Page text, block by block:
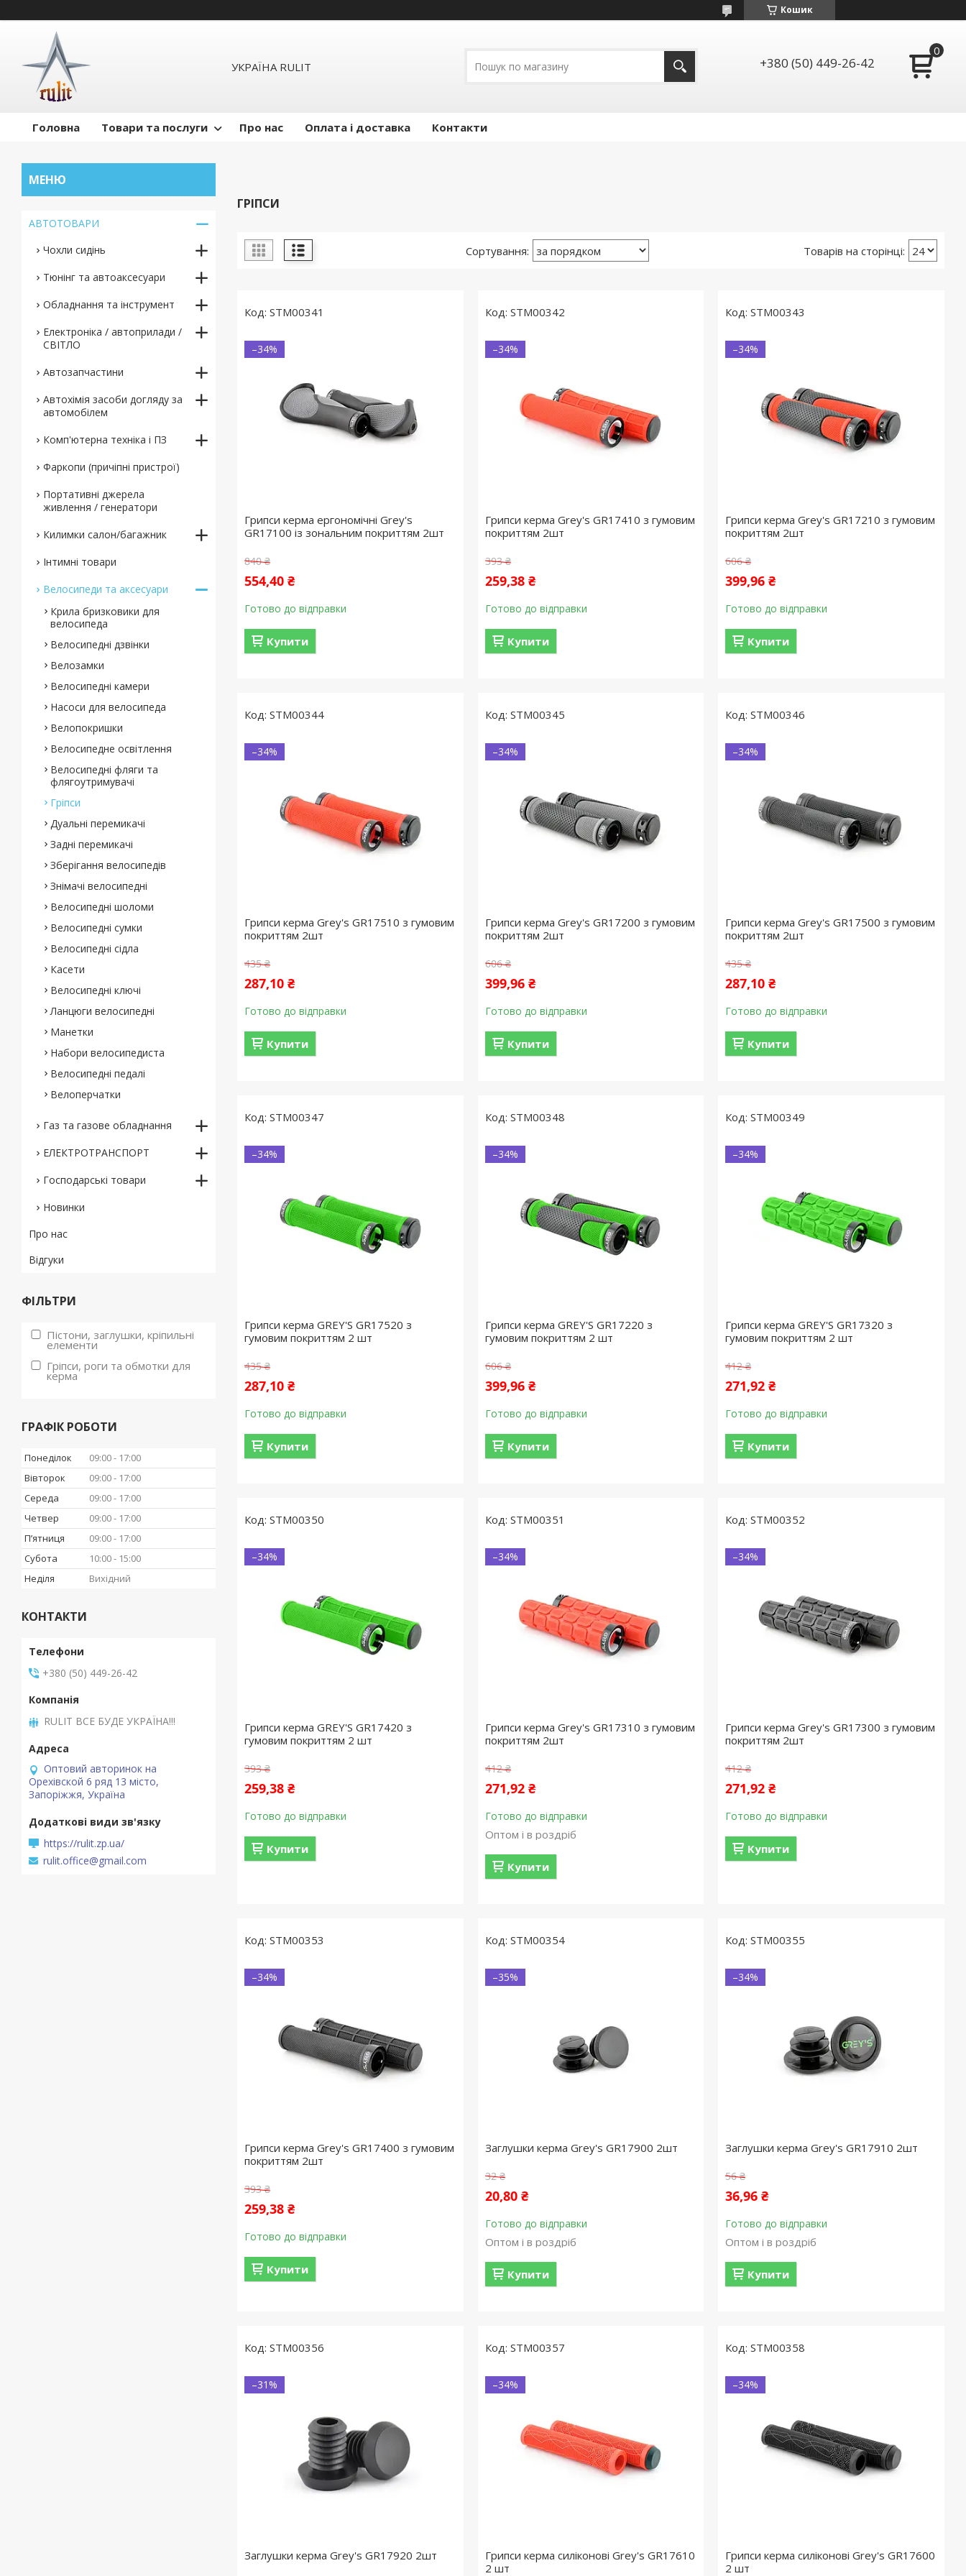
Кошик
УКРАЇНА RULIT +380 (50) 449-26-42
Головна Товари та послуги Про нас Оплата і доставка Контакти
ГРІПСИ
STM00341
–34%
Грипси керма ергономічні Grey's
GR17100 із зональним покриттям 2шт
840 ₴
554,40 ₴
Готово до відправки
Купити
STM00342
–34%
Грипси керма Grey's GR17410 з гумовим
покриттям 2шт
393 ₴
259,38 ₴
Готово до відправки
Купити
STM00343
–34%
Грипси керма Grey's GR17210 з гумовим
покриттям 2шт
606 ₴
399,96 ₴
Готово до відправки
Купити
STM00344
–34%
Грипси керма Grey's GR17510 з гумовим
покриттям 2шт
435 ₴
287,10 ₴
Готово до відправки
Купити
STM00345
–34%
Грипси керма Grey's GR17200 з гумовим
покриттям 2шт
606 ₴
399,96 ₴
Готово до відправки
Купити
STM00346
–34%
Грипси керма Grey's GR17500 з гумовим
покриттям 2шт
435 ₴
287,10 ₴
Готово до відправки
Купити
STM00347
–34%
Грипси керма GREY'S GR17520 з
гумовим покриттям 2 шт
435 ₴
287,10 ₴
Готово до відправки
Купити
STM00348
–34%
Грипси керма GREY'S GR17220 з
гумовим покриттям 2 шт
606 ₴
399,96 ₴
Готово до відправки
Купити
STM00349
–34%
Грипси керма GREY'S GR17320 з
гумовим покриттям 2 шт
412 ₴
271,92 ₴
Готово до відправки
Купити
STM00350
–34%
Грипси керма GREY'S GR17420 з
гумовим покриттям 2 шт
393 ₴
259,38 ₴
Готово до відправки
Купити
STM00351
–34%
Грипси керма Grey's GR17310 з гумовим
покриттям 2шт
412 ₴
271,92 ₴
Готово до відправки
Оптом і в роздріб
Купити
STM00352
–34%
Грипси керма Grey's GR17300 з гумовим
покриттям 2шт
412 ₴
271,92 ₴
Готово до відправки
Купити
STM00353
–34%
Грипси керма Grey's GR17400 з гумовим
покриттям 2шт
393 ₴
259,38 ₴
Готово до відправки
Купити
STM00354
–35%
Заглушки керма Grey's GR17900 2шт
32 ₴
20,80 ₴
Готово до відправки
Оптом і в роздріб
Купити
STM00355
–34%
Заглушки керма Grey's GR17910 2шт
56 ₴
36,96 ₴
Готово до відправки
Оптом і в роздріб
Купити
STM00356
–31%
Заглушки керма Grey's GR17920 2шт
STM00357
–34%
Грипси керма силіконові Grey's GR17610
2 шт
STM00358
–34%
Грипси керма силіконові Grey's GR17600
2 шт
АВТОТОВАРИ
Чохли сидінь
Тюнінг та автоаксесуари
Обладнання та інструмент
Електроніка / автоприлади /
СВІТЛО
Автозапчастини
Автохімія засоби догляду за
автомобілем
Комп'ютерна техніка і ПЗ
Фаркопи (причіпні пристрої)
Портативні джерела
живлення / генератори
Килимки салон/багажник
Інтимні товари
Велосипеди та аксесуари
Крила бризковики для
велосипеда
Велосипедні дзвінки
Велозамки
Велосипедні камери
Насоси для велосипеда
Велопокришки
Велосипедне освітлення
Велосипедні фляги та
флягоутримувачі
Гріпси
Дуальні перемикачі
Задні перемикачі
Зберігання велосипедів
Знімачі велосипедні
Велосипедні шоломи
Велосипедні сумки
Велосипедні сідла
Касети
Велосипедні ключі
Ланцюги велосипедні
Манетки
Набори велосипедиста
Велосипедні педалі
Велоперчатки
Газ та газове обладнання
ЕЛЕКТРОТРАНСПОРТ
Господарські товари
Новинки
Про нас
Відгуки
ФІЛЬТРИ
Пістони, заглушки, кріпильні
елементи
Гріпси, роги та обмотки для
керма
ГРАФІК РОБОТИ
Понеділок 09:00
17:00
Вівторок
09:00
17:00
Середа
09:00
17:00
Четвер
09:00
17:00
Пʼятниця
09:00
17:00
Субота
10:00
15:00
Неділя
Вихідний
КОНТАКТИ
+380 (50) 449-26-42
RULIT ВСЕ БУДЕ УКРАЇНА!!!
Оптовий авторинок на
Орехівской 6 ряд 13 місто,
Запоріжжя, Україна
https://rulit.zp.ua/
rulit.office@gmail.com